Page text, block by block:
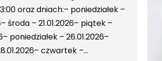
oraz dniach:– poniedziałek –
środa – 21.01.2026– piątek –
poniedziałek – 26.01.2026–
czwartek –…